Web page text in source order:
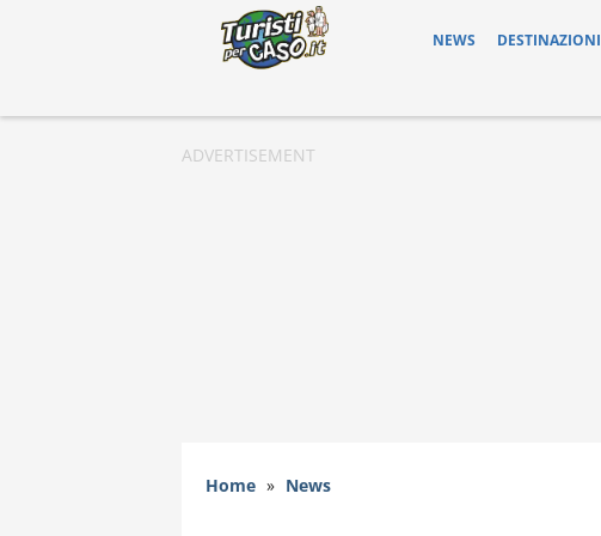
NEWS DESTINAZIONI
Home » News